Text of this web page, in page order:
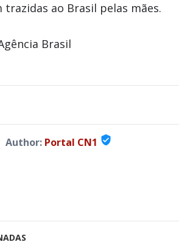
trazidas ao Brasil pelas mães.
Brasil
Author: Portal CN1 verified_user